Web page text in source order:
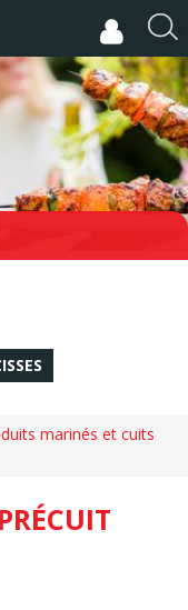
R
e
c
h
e
r
c
h
r
marinés et cuits